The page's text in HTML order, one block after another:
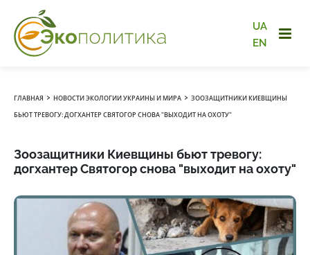
UA
EN
ГЛАВНАЯ › НОВОСТИ ЭКОЛОГИИ УКРАИНЫ И МИРА › ЗООЗАЩИТНИКИ КИЕВЩИНЫ
БЬЮТ ТРЕВОГУ: ДОГХАНТЕР СВЯТОГОР СНОВА "ВЫХОДИТ НА ОХОТУ"
Зоозащитники Киевщины бьют тревогу:
догхантер Святогор снова "выходит на охоту"